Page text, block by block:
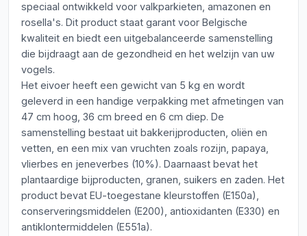
speciaal ontwikkeld voor valkparkieten, amazonen en
rosella's. Dit product staat garant voor Belgische
kwaliteit en biedt een uitgebalanceerde samenstelling
die bijdraagt aan de gezondheid en het welzijn van uw
vogels.
Het eivoer heeft een gewicht van 5 kg en wordt
geleverd in een handige verpakking met afmetingen van
47 cm hoog, 36 cm breed en 6 cm diep. De
samenstelling bestaat uit bakkerijproducten, oliën en
vetten, en een mix van vruchten zoals rozijn, papaya,
vlierbes en jeneverbes (10%). Daarnaast bevat het
plantaardige bijproducten, granen, suikers en zaden. Het
product bevat EU-toegestane kleurstoffen (E150a),
conserveringsmiddelen (E200), antioxidanten (E330) en
antiklontermiddelen (E551a).